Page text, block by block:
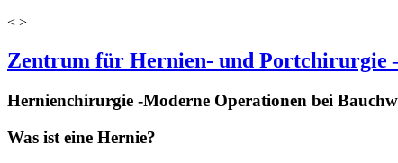
< >
Zentrum für Hernien- und Portchirurgie
Hernienchirurgie -Moderne Operationen bei
Was ist eine Hernie?